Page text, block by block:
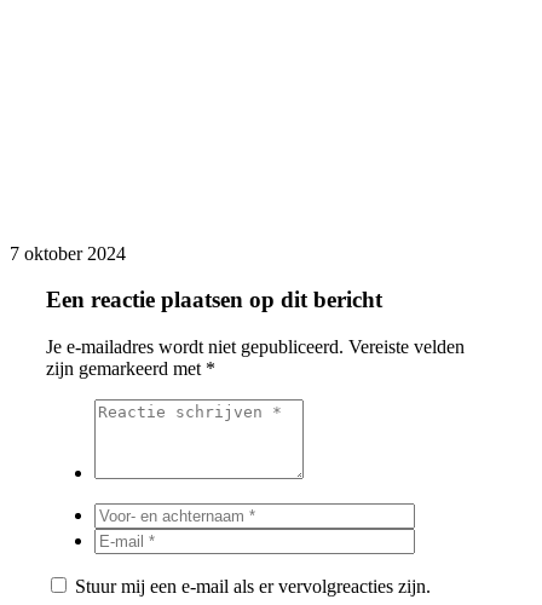
7 oktober 2024
Een reactie plaatsen op dit bericht
Je e-mailadres wordt niet gepubliceerd. Vereiste velden
zijn gemarkeerd met *
Stuur mij een e-mail als er vervolgreacties zijn.